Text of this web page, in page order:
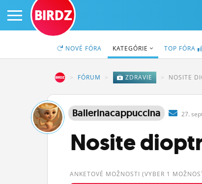
PRIHLÁS SA
ČINŽIAK
FÓRUM
STATUSY
BIRDZ
NOVÉ FÓRA KATEGÓRIE TOP FÓRA
FÓRUM ZDRAVIE NOSITE
Ballerinacappuccina 27.
Nosite
ANKETOVÉ MOŽNOSTI (VYBER 1